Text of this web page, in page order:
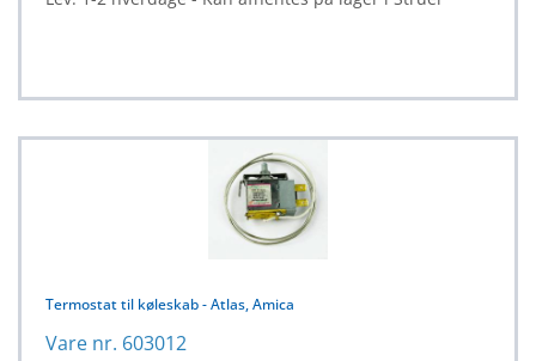
Termostat til køleskab - Atlas, Amica
Vare nr. 603012